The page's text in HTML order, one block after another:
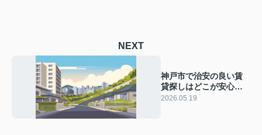
NEXT
神戸市で治安の良い賃
貸探しはどこが安心？
エリア比較で自分に合
2026.05.19